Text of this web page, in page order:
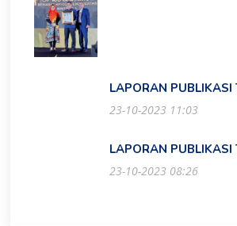
LAPORAN
23-10-2023 11:03
LAPORAN
23-10-2023 08:26